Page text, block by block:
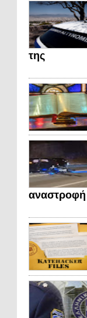
της
αναστροφή